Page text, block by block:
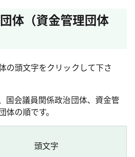
体（資金管理団体
の頭文字をクリックして下さ
国会議員関係政治団体、資金管
の順です。
頭文字